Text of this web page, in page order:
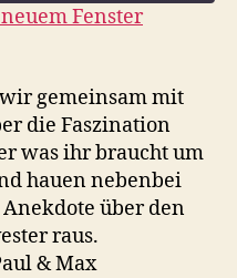
Fenster
gemeinsam mit
die Faszination
was ihr braucht um
hauen nebenbei
über den
raus.
& Max